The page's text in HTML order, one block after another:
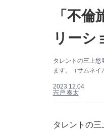
「不
リーシ
タレントの三上
ます。（サムネイ
2023.12.04
宍戸 奏太
タレントの